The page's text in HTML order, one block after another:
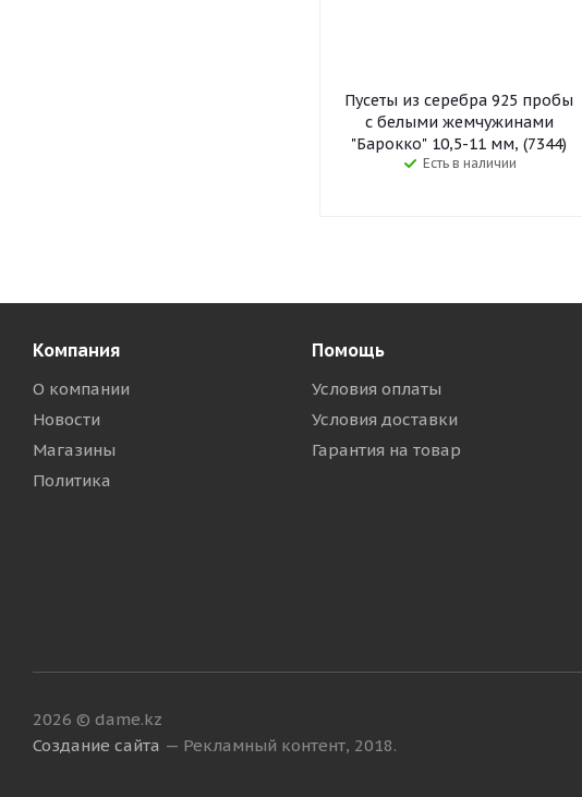
Пусеты из серебра 925 пробы
с белыми жемчужинами
"Барокко" 10,5-11 мм, (7344)
Есть в наличии
Компания
О компании
Новости
Магазины
Политика
Помощь
Условия оплаты
Условия доставки
Гарантия на товар
2026 © dame.kz
Создание сайта — Рекламный контент, 2018.